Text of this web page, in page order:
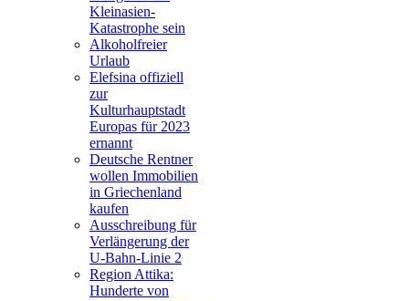
Kleinasien-
Katastrophe sein
Alkoholfreier
Urlaub
Elefsina offiziell
zur
Kulturhauptstadt
Europas für 2023
ernannt
Deutsche Rentner
wollen Immobilien
in Griechenland
kaufen
Ausschreibung für
Verlängerung der
U-Bahn-Linie 2
Region Attika:
Hunderte von